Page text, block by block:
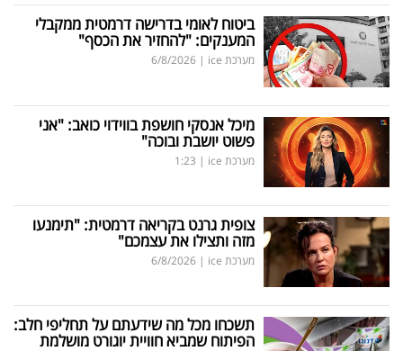
ביטוח לאומי בדרישה דרמטית ממקבלי
המענקים: "להחזיר את הכסף"
מערכת ice |
6/8/2026
מיכל אנסקי חושפת בווידוי כואב: "אני
פשוט יושבת ובוכה"
מערכת ice |
1:23
צופית גרנט בקריאה דרמטית: "תימנעו
מזה ותצילו את עצמכם"
מערכת ice |
6/8/2026
תשכחו מכל מה שידעתם על תחליפי חלב:
הפיתוח שמביא חוויית יוגורט מושלמת